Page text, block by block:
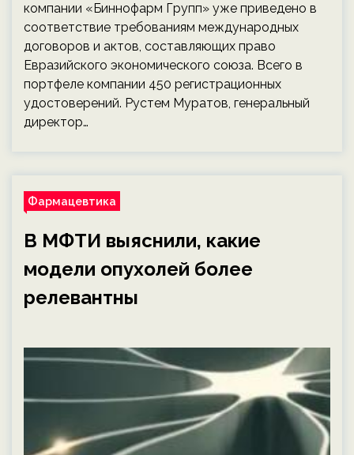
компании «Биннофарм Групп» уже приведено в
соответствие требованиям международных
договоров и актов, составляющих право
Евразийского экономического союза. Всего в
портфеле компании 450 регистрационных
удостоверений. Рустем Муратов, генеральный
директор…
Фармацевтика
В МФТИ выяснили, какие
модели опухолей более
релевантны